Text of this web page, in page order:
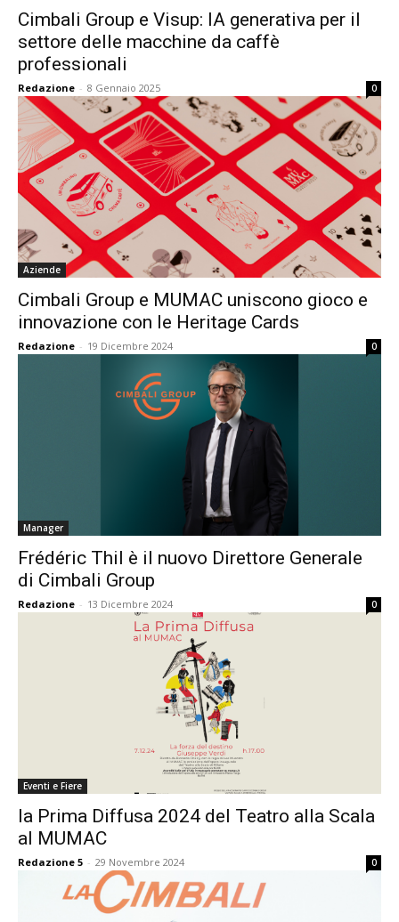
Cimbali Group e Visup: IA generativa per il
settore delle macchine da caffè
professionali
Redazione - 8 Gennaio 2025 0
Aziende
Cimbali Group e MUMAC uniscono gioco e
innovazione con le Heritage Cards
Redazione - 19 Dicembre 2024 0
Manager
Frédéric Thil è il nuovo Direttore Generale
di Cimbali Group
Redazione - 13 Dicembre 2024 0
Eventi e Fiere
la Prima Diffusa 2024 del Teatro alla Scala
al MUMAC
Redazione 5 - 29 Novembre 2024 0